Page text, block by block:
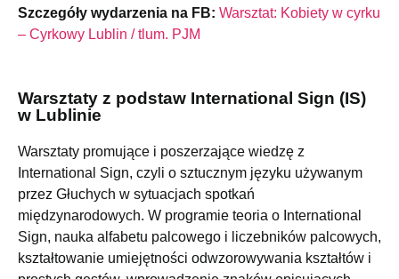
Szczegóły wydarzenia na FB: Warsztat: Kobiety w cyrku
– Cyrkowy Lublin / tlum. PJM
Warsztaty z podstaw International Sign (IS)
w Lublinie
Warsztaty promujące i poszerzające wiedzę z
International Sign, czyli o sztucznym języku używanym
przez Głuchych w sytuacjach spotkań
międzynarodowych. W programie teoria o International
Sign, nauka alfabetu palcowego i liczebników palcowych,
kształtowanie umiejętności odwzorowywania kształtów i